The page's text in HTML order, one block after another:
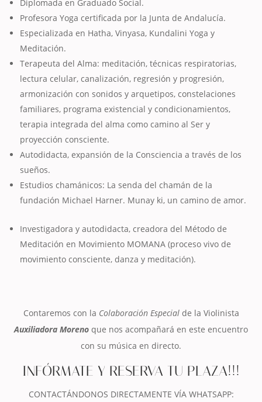
Diplomada en Graduado Social.
Profesora Yoga certificada por la Junta de Andalucía.
Especializada en Hatha, Vinyasa, Kundalini Yoga y
Meditación.
Terapeuta del Alma: meditación, técnicas respiratorias,
lectura celular, canalización, regresión y progresión,
armonización con sonidos y arquetipos, constelaciones
familiares, programa existencial y condicionamientos,
terapia integrada del alma como camino al Ser y
proyección consciente.
Autodidacta, expansión de la Consciencia a través de los
sueños.
Estudios chamánicos: La senda del chamán de la
fundación Michael Harner. Munay ki, un camino de amor.
Investigadora y autodidacta, creadora del Método de
Meditación en Movimiento MOMANA (proceso vivo de
movimiento consciente, danza y meditación).
Contaremos con la Colaboración Especialde la Violinista
Auxiliadora Moreno que nos acompañará en este encuentro
con su música en directo.
INFÓRMATE Y RESERVA TU PLAZA!!!
CONTACTÁNDONOS DIRECTAMENTE VÍA WHATSAPP: